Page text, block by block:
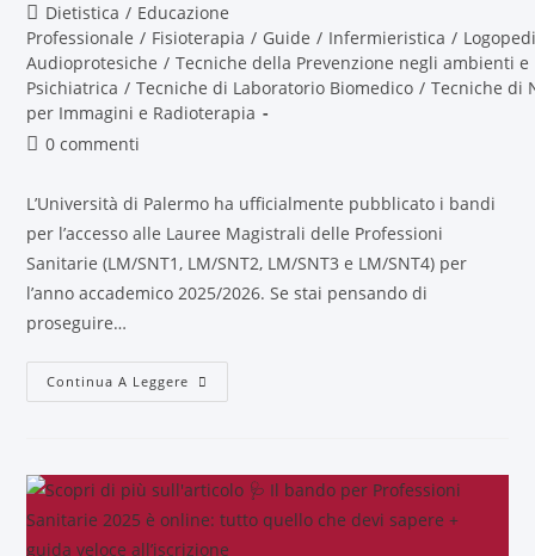
Dietistica / Educazione
Professionale / Fisioterapia / Guide / Infermieristica /
Audioprotesiche / Tecniche della Prevenzione negli ambienti
Psichiatrica / Tecniche di Laboratorio Biomedico / Tecniche di
per Immagini e Radioterapia
0 commenti
L’Università di Palermo ha ufficialmente pubblicato i bandi
per l’accesso alle Lauree Magistrali delle Professioni
Sanitarie (LM/SNT1, LM/SNT2, LM/SNT3 e LM/SNT4) per
l’anno accademico 2025/2026. Se stai pensando di
proseguire…
Continua A Leggere